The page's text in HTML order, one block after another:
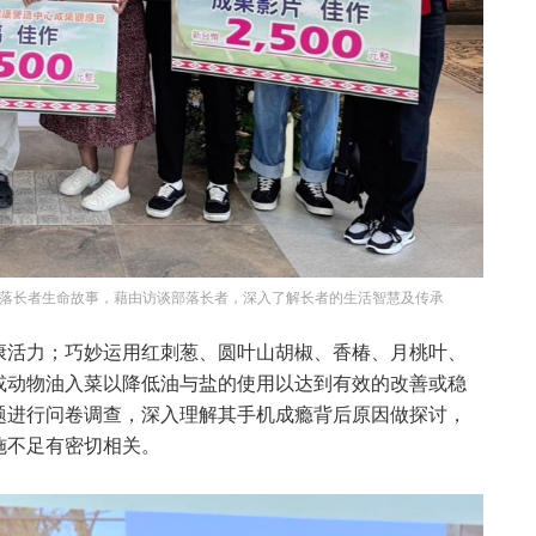
长者生命故事，藉由访谈部落长者，深入了解长者的生活智慧及传承
力；巧妙运用红刺葱、圆叶山胡椒、香椿、月桃叶、
物油入菜以降低油与盐的使用以达到有效的改善或稳
行问卷调查，深入理解其手机成瘾背后原因做探讨，
足有密切相关。